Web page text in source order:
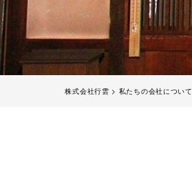
株式会社行雲 > 私たちの会社について